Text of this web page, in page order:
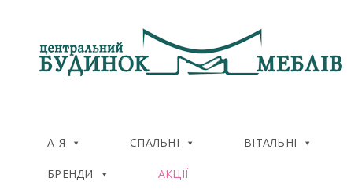
А-Я СПАЛЬНІ ВІТАЛЬНІ
БРЕНДИ АКЦІЇ